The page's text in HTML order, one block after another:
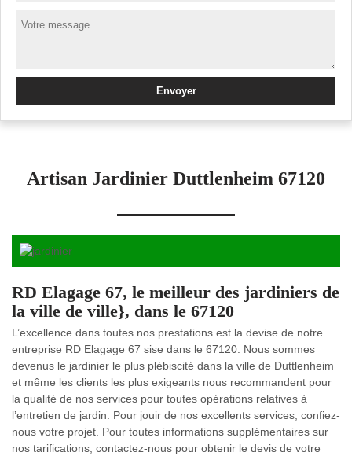
Artisan Jardinier Duttlenheim 67120
RD Elagage 67, le meilleur des jardiniers de
la ville de ville}, dans le 67120
L’excellence dans toutes nos prestations est la devise de notre
entreprise RD Elagage 67 sise dans le 67120. Nous sommes
devenus le jardinier le plus plébiscité dans la ville de Duttlenheim
et même les clients les plus exigeants nous recommandent pour
la qualité de nos services pour toutes opérations relatives à
l’entretien de jardin. Pour jouir de nos excellents services, confiez-
nous votre projet. Pour toutes informations supplémentaires sur
nos tarifications, contactez-nous pour obtenir le devis de votre